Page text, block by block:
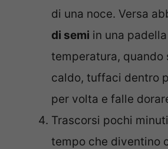
di una noce. Versa
di semi in una
temperatura, quando
caldo, tuffaci dentro
per volta e falle
Trascorsi pochi
tempo che diventino